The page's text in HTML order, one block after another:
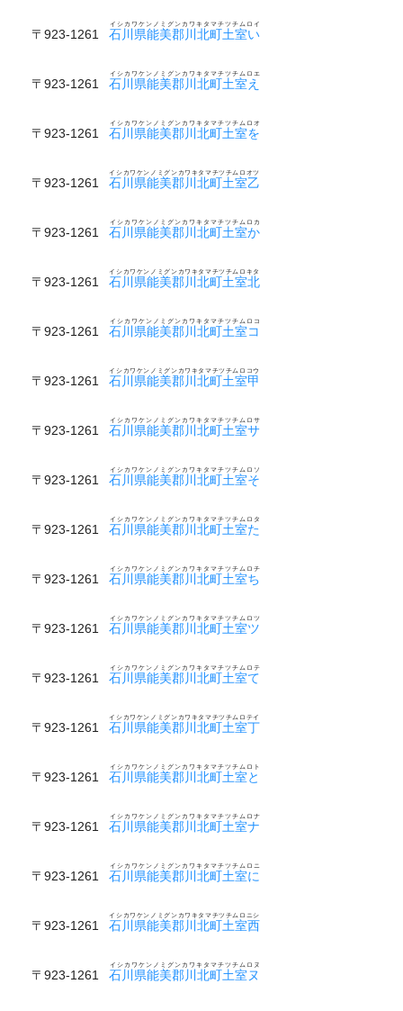
〒923-1261 石川県能美郡川北町土室い
イシカワケンノミグンカワキタマチツチムロイ
〒923-1261 石川県能美郡川北町土室え
イシカワケンノミグンカワキタマチツチムロエ
〒923-1261 石川県能美郡川北町土室を
イシカワケンノミグンカワキタマチツチムロオ
〒923-1261 石川県能美郡川北町土室乙
イシカワケンノミグンカワキタマチツチムロオツ
〒923-1261 石川県能美郡川北町土室か
イシカワケンノミグンカワキタマチツチムロカ
〒923-1261 石川県能美郡川北町土室北
イシカワケンノミグンカワキタマチツチムロキタ
〒923-1261 石川県能美郡川北町土室コ
イシカワケンノミグンカワキタマチツチムロコ
〒923-1261 石川県能美郡川北町土室甲
イシカワケンノミグンカワキタマチツチムロコウ
〒923-1261 石川県能美郡川北町土室サ
イシカワケンノミグンカワキタマチツチムロサ
〒923-1261 石川県能美郡川北町土室そ
イシカワケンノミグンカワキタマチツチムロソ
〒923-1261 石川県能美郡川北町土室た
イシカワケンノミグンカワキタマチツチムロタ
〒923-1261 石川県能美郡川北町土室ち
イシカワケンノミグンカワキタマチツチムロチ
〒923-1261 石川県能美郡川北町土室ツ
イシカワケンノミグンカワキタマチツチムロツ
〒923-1261 石川県能美郡川北町土室て
イシカワケンノミグンカワキタマチツチムロテ
〒923-1261 石川県能美郡川北町土室丁
イシカワケンノミグンカワキタマチツチムロテイ
〒923-1261 石川県能美郡川北町土室と
イシカワケンノミグンカワキタマチツチムロト
〒923-1261 石川県能美郡川北町土室ナ
イシカワケンノミグンカワキタマチツチムロナ
〒923-1261 石川県能美郡川北町土室に
イシカワケンノミグンカワキタマチツチムロニ
〒923-1261 石川県能美郡川北町土室西
イシカワケンノミグンカワキタマチツチムロニシ
〒923-1261 石川県能美郡川北町土室ヌ
イシカワケンノミグンカワキタマチツチムロヌ